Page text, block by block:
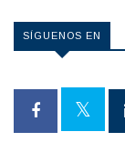
SÍGUENOS EN